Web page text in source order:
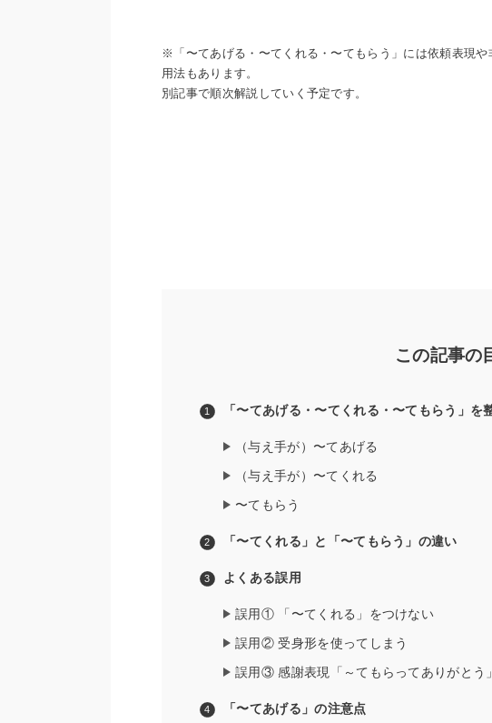
※「〜てあげる・〜てくれる・〜てもらう」には依頼表現
用法もあります。
別記事で順次解説していく予定です。
この記事の
「〜てあげる・〜てくれる・〜てもらう」を
（与え手が）〜てあげる
（与え手が）〜てくれる
〜てもらう
「〜てくれる」と「〜てもらう」の違い
よくある誤用
誤用① 「〜てくれる」をつけない
誤用② 受身形を使ってしまう
誤用③ 感謝表現「～てもらってありがとう
「〜てあげる」の注意点